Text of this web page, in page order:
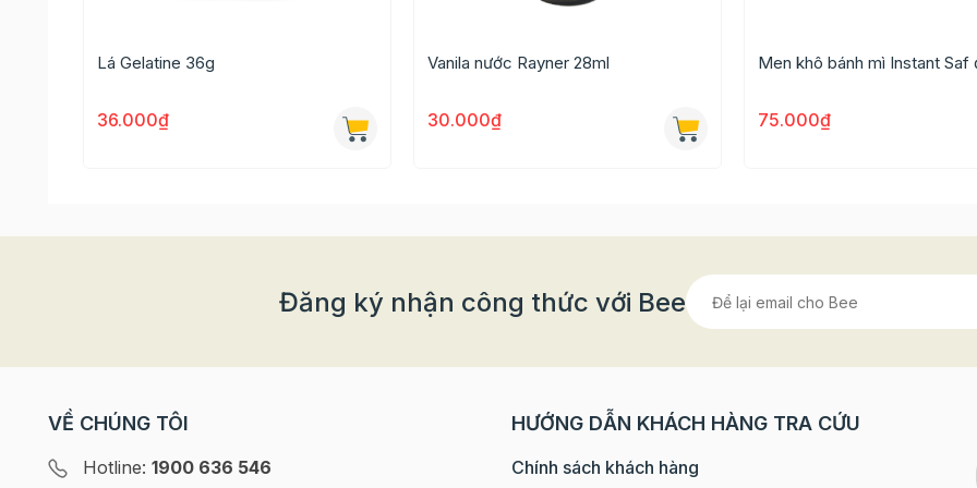
Sản phẩm được đóng túi 50g, dễ dàng vận chuyển và bảo quản, phù hợp với những bạn làm bánh tại nhà
Thành phần: Đường (93,7%), siro đường glucose (3,7%), màu thực phẩm, dầu thực vật, tinh bột,
Lá Gelatine 36g
36.000₫
Vanila nước Rayner 28ml
30.000₫
Men khô bánh mì Instant Saf
75.000₫
Đăng ký nhận công thức với Bee
VỀ CHÚNG TÔI
Hotline: 1900 636 546
HƯỚNG DẪN KHÁCH HÀNG TRA CỨU
Chính sách khách hàng